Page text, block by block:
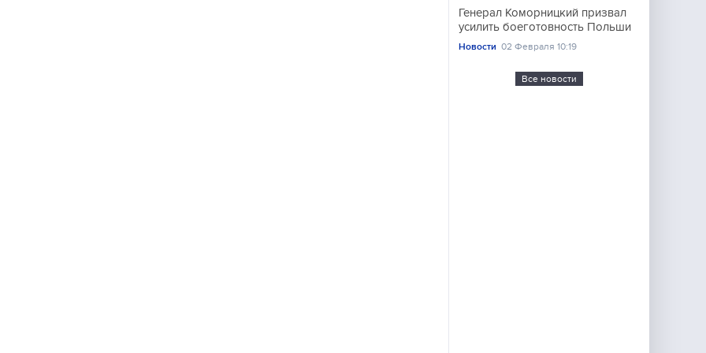
Генерал Коморницкий призвал
усилить боеготовность Польши
Новости 02 Февраля 10:19
Все новости